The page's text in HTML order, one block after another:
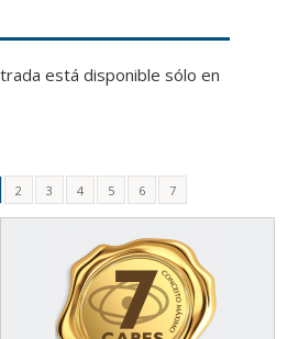
está disponible sólo en
2 3 4 5 6 7